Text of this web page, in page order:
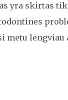
yra skirtas
metu